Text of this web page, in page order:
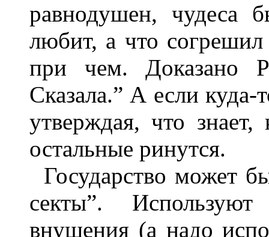
равнодушен, чудеса
любит, а что
при чем. Доказано
Сказала.” А если куда-
утверждая, что
остальные ринутся.
Государство может
секты”.
внушения (а надо